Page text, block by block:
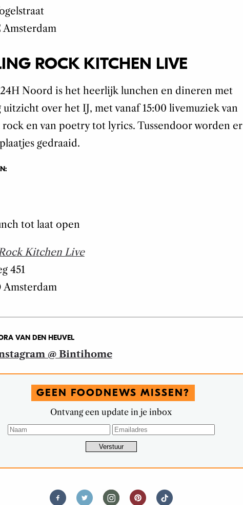
Amsterdam
ROCK KITCHEN LIVE
Noord is het heerlijk lunchen en dineren met
over het IJ, met vanaf 15:00 livemuziek van
rock en van poetry tot lyrics. Tussendoor worden er
gedraaid.
tot laat open
Kitchen Live
451
Amsterdam
VAN DEN HEUVEL
@ Bintihome
GEEN FOODNEWS MISSEN?
Ontvang een update in je inbox